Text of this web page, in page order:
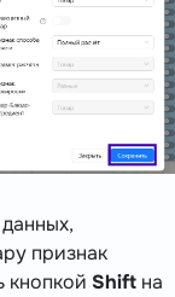
признак
кнопкой Shift на